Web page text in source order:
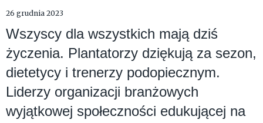
26 grudnia 2023
Wszyscy dla wszystkich mają dziś
życzenia. Plantatorzy dziękują za sezon,
dietetycy i trenerzy podopiecznym.
Liderzy organizacji branżowych
wyjątkowej społeczności edukującej na